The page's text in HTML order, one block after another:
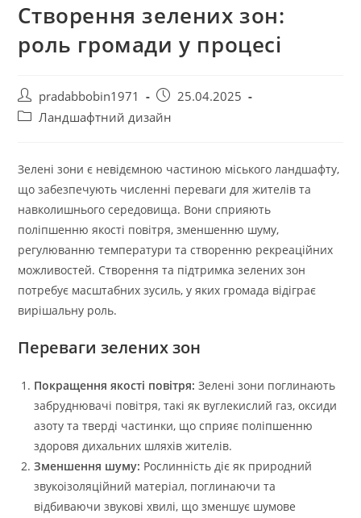
Створення зелених зон:
роль громади у процесі
Автор
запису:
pradabbobin1971
Запис
опубліковано:
25.04.2025
Категорія
Ландшафтний дизайн
Зелені зони є невідємною частиною міського ландшафту,
що забезпечують численні переваги для жителів та
навколишнього середовища. Вони сприяють
поліпшенню якості повітря, зменшенню шуму,
регулюванню температури та створенню рекреаційних
можливостей. Створення та підтримка зелених зон
потребує масштабних зусиль, у яких громада відіграє
вирішальну роль.
Переваги зелених зон
Покращення якості повітря: Зелені зони поглинають
забруднювачі повітря, такі як вуглекислий газ, оксиди
азоту та тверді частинки, що сприяє поліпшенню
здоровя дихальних шляхів жителів.
Зменшення шуму: Рослинність діє як природний
звукоізоляційний матеріал, поглинаючи та
відбиваючи звукові хвилі, що зменшує шумове